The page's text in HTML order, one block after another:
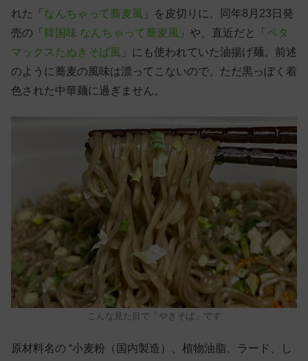
れた「 なんちゃって蕎麦風 」を皮切りに、同年8月23日発
売の「 韓国味 なんちゃって蕎麦風 」や、直近だと「 ペタ
マックスたぬきそば風 」にも使われていた油揚げ麺。前述
のように蕎麦の風味は漂ってこないので、ただ黒っぽく着
色された中華麺に過ぎません。
こんな見た目で「やきそば」です
原材料名の “小麦粉（国内製造）、植物油脂、ラード、し